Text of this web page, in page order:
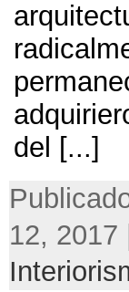
del [...]
12, 2017